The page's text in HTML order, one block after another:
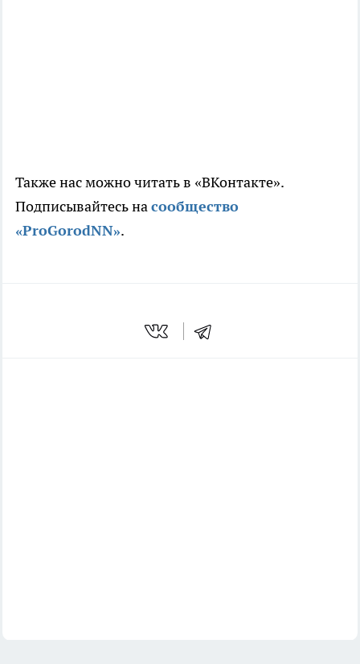
Также нас можно читать в «ВКонтакте».
Подписывайтесь насообщество
«ProGorodNN».